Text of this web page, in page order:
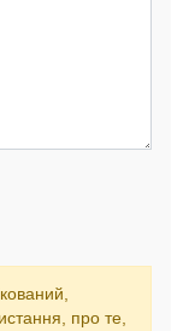
про те,